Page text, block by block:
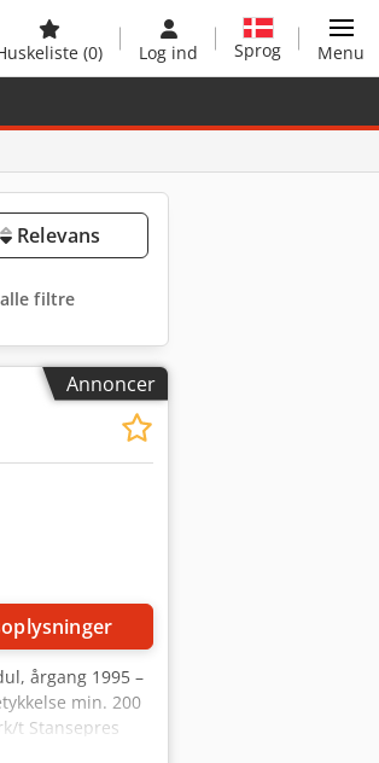
(0) Log ind Sprog Menu
Relevans
filtre
Annoncer
årgang 1995 –
min. 200
t Stansepres
ca.